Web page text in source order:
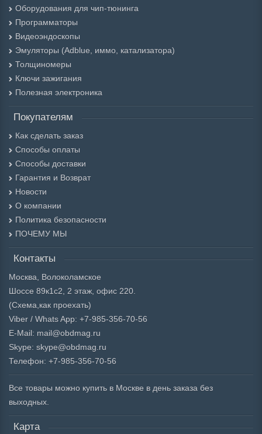
Оборудования для чип-тюнинга
Программаторы
Видеоэндоскопы
Эмуляторы (Adblue, иммо, катализатора)
Толщиномеры
Ключи зажигания
Полезная электроника
Покупателям
Как сделать заказ
Способы оплаты
Способы доставки
Гарантия и Возврат
Новости
О компании
Политика безопасности
ПОЧЕМУ МЫ
Контакты
Москва, Волоколамское
Шоссе 89к1с2, 2 этаж, офис 220.
(Схема,как проехать)
Viber / Whats App: +7-985-356-70-56
E-Mail: mail@obdmag.ru
Skype: skype@obdmag.ru
Телефон: +7-985-356-70-56
Все товары можно купить в Москве в день заказа без
выходных.
Карта